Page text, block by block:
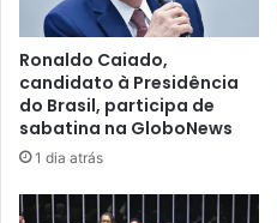
Ronaldo Caiado,
candidato à Presidência
do Brasil, participa de
sabatina na GloboNews
1 dia atrás